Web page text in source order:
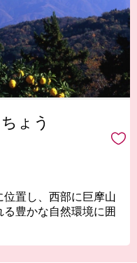
ょう
置し、西部に巨摩山
豊かな自然環境に囲